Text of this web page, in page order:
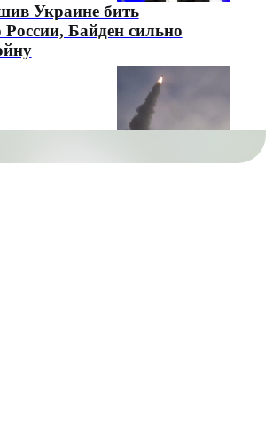
Украине бить
Байден сильно